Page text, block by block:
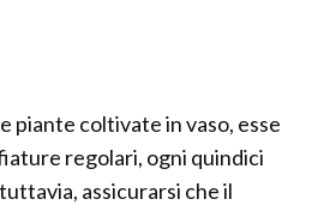
piante coltivate in vaso, esse
regolari, ogni quindici
assicurarsi che il